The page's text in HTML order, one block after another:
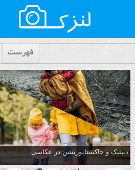
فهرست
دیپتیک و جاکستا‌پوزیشن در عکاسی